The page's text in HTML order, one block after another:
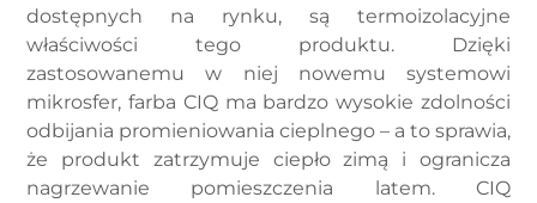
dostępnych na rynku, są termoizolacyjne
właściwości tego produktu. Dzięki
zastosowanemu w niej nowemu systemowi
mikrosfer, farba CIQ ma bardzo wysokie zdolności
odbijania promieniowania cieplnego – a to sprawia,
że produkt zatrzymuje ciepło zimą i ogranicza
nagrzewanie pomieszczenia latem. CIQ